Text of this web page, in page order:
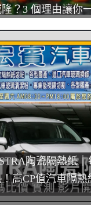
？3 個理由讓你
陶瓷隔熱紙
高CP值汽車隔